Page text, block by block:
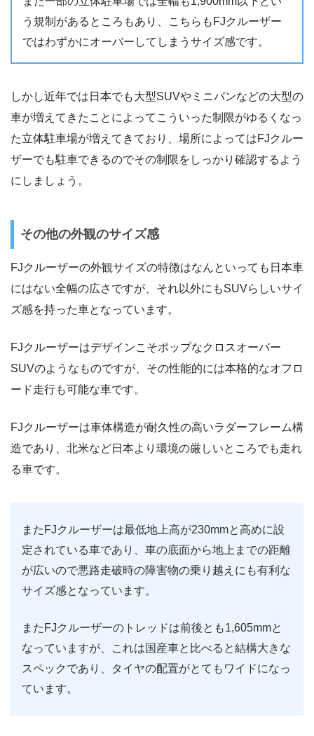
う規制があるところもあり、こちらもFJクルーザー
ではわずかにオーバーしてしまうサイズ感です。
しかし近年では日本でも大型SUVやミニバンなどの大型の
車が増えてきたことによってこういった制限がゆるくなっ
た立体駐車場が増えてきており、場所によってはFJクルー
ザーでも駐車できるのでその制限をしっかり確認するよう
にしましょう。
その他の外観のサイズ感
FJクルーザーの外観サイズの特徴はなんといっても日本車
にはない全幅の広さですが、それ以外にもSUVらしいサイ
ズ感を持った車となっています。
FJクルーザーはデザインこそポップなクロスオーバー
SUVのようなものですが、その性能的には本格的なオフロ
ード走行も可能な車です。
FJクルーザーは車体構造が耐久性の高いラダーフレーム構
造であり、北米など日本より環境の厳しいところでも走れ
る車です。
またFJクルーザーは最低地上高が230mmと高めに設
定されている車であり、車の底面から地上までの距離
が広いので悪路走破時の障害物の乗り越えにも有利な
サイズ感となっています。
またFJクルーザーのトレッドは前後とも1,605mmと
なっていますが、これは国産車と比べると結構大きな
スペックであり、タイヤの配置がとてもワイドになっ
ています。